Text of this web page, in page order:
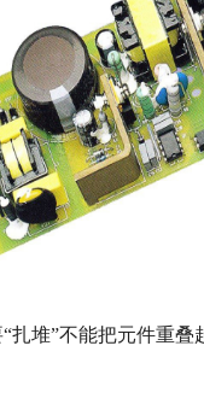
”不能把元件重叠